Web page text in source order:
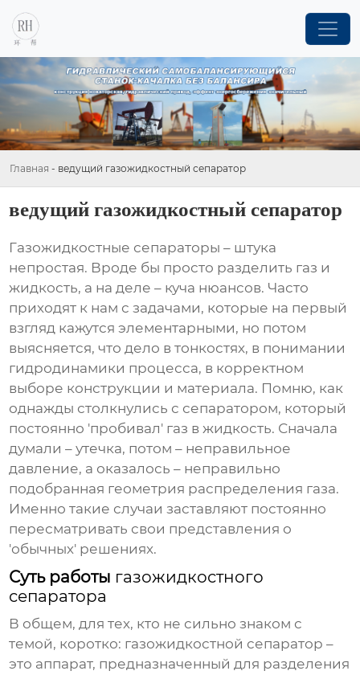
Главная - ведущий газожидкостный сепаратор
ведущий газожидкостный сепаратор
Газожидкостные сепараторы – штука
непростая. Вроде бы просто разделить газ и
жидкость, а на деле – куча нюансов. Часто
приходят к нам с задачами, которые на первый
взгляд кажутся элементарными, но потом
выясняется, что дело в тонкостях, в понимании
гидродинамики процесса, в корректном
выборе конструкции и материала. Помню, как
однажды столкнулись с сепаратором, который
постоянно 'пробивал' газ в жидкость. Сначала
думали – утечка, потом – неправильное
давление, а оказалось – неправильно
подобранная геометрия распределения газа.
Именно такие случаи заставляют постоянно
пересматривать свои представления о
'обычных' решениях.
Суть работы газожидкостного
сепаратора
В общем, для тех, кто не сильно знаком с
темой, коротко: газожидкостной сепаратор –
это аппарат, предназначенный для разделения